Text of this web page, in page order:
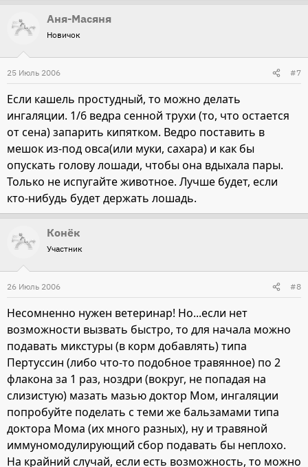
Аня-Масяня
Новичок
25 Июль 2006 #7
Если кашель простудный, то можно делать
ингаляции. 1/6 ведра сенной трухи (то, что остается
от сена) запарить кипятком. Ведро поставить в
мешок из-под овса(или муки, сахара) и как бы
опускать голову лошади, чтобы она вдыхала пары.
Только не испугайте животное. Лучше будет, если
кто-нибудь будет держать лошадь.
Конёк
Участник
26 Июль 2006 #8
Несомненно нужен ветеринар! Но...если нет
возможности вызвать быстро, то для начала можно
подавать микстуры (в корм добавлять) типа
Пертуссин (либо что-то подобное травянное) по 2
флакона за 1 раз, ноздри (вокруг, не попадая на
слизистую) мазать мазью доктор Мом, ингаляции
попробуйте поделать с теми же бальзамами типа
доктора Мома (их много разных), ну и травяной
иммуномодулирующий сбор подавать бы неплохо.
На крайний случай, если есть возможность, то можно